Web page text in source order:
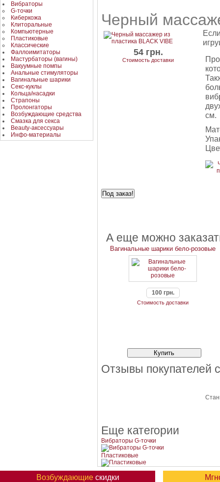
Вибраторы
G-точки
Киберкожа
Клиторальные
Компьютерные
Пластиковые
Классические
Фаллоимитаторы
Мастурбаторы (вагины)
Вакуумные помпы
Анальные стимуляторы
Вагинальные шарики
Секс-куклы
Кольца/насадки
Страпоны
Пролонгаторы
Возбуждающие средства
Смазка для секса
Beauty-аксессуары
Инфо-материалы
Черный
54 грн.
Стоимость доставки
см.
А еще можно
Вагинальные шарики бело-розовые
100 грн.
Стоимость доставки
Отзывы покупателей
Еще категории
Вибраторы G-точки
Пластиковые
Возбуждающиескидки